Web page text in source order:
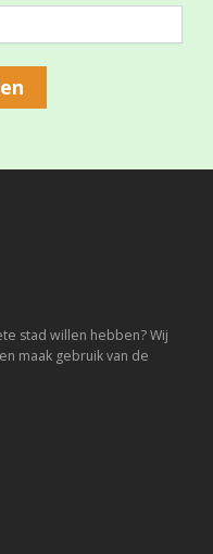
stad willen hebben? Wij
maak gebruik van de